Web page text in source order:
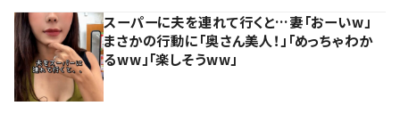
スーパーに夫を連れて行くと…妻「おーいw」
まさかの行動に「奥さん美人！」「めっちゃわか
るww」「楽しそうww」